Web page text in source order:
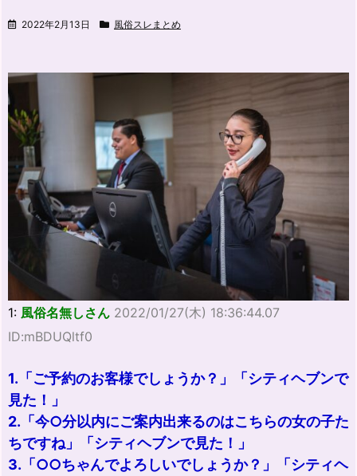
2022年2月13日 風俗スレまとめ
1: 風俗名無しさん 2022/01/27(木) 18:36:44.07
ID:mBDUQltf0
1.「ご予約のお客様でしょうか？」「シティヘブンで
見た！」
2.「今○分以内にご案内出来るのはこちらの女の子た
ちですね」「シティヘブンで見た！」
3.「○○ちゃんでよろしいでしょうか？」「シティヘ